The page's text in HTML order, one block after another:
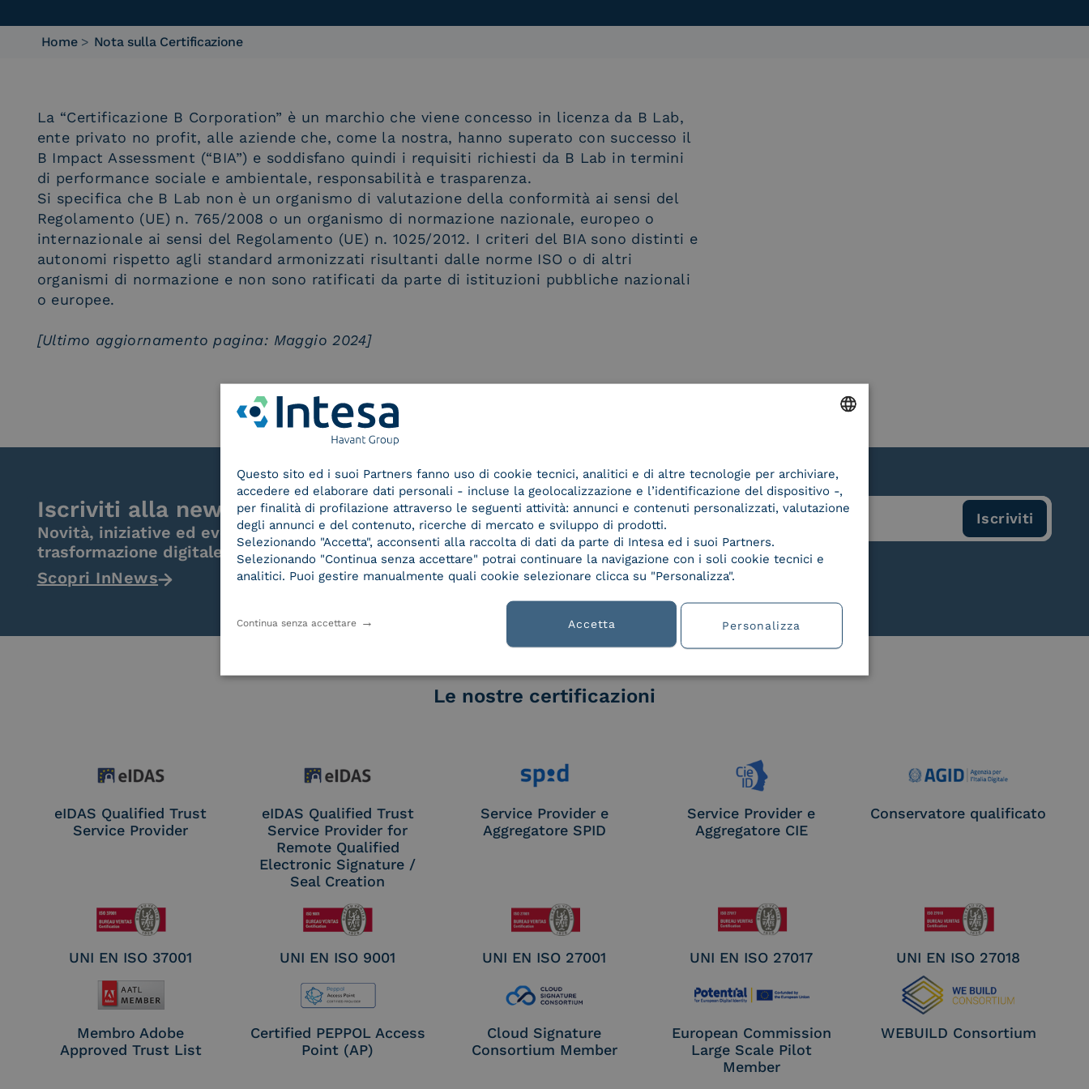
Home > Nota sulla Certificazione
La “Certificazione B Corporation” è un marchio che viene concesso in licenza da B Lab,
ente privato no profit, alle aziende che, come la nostra, hanno superato con successo il
B Impact Assessment (“BIA”) e soddisfano quindi i requisiti richiesti da B Lab in termini
di performance sociale e ambientale, responsabilità e trasparenza.
Si specifica che B Lab non è un organismo di valutazione della conformità ai sensi del
Regolamento (UE) n. 765/2008 o un organismo di normazione nazionale, europeo o
internazionale ai sensi del Regolamento (UE) n. 1025/2012. I criteri del BIA sono distinti e
autonomi rispetto agli standard armonizzati risultanti dalle norme ISO o di altri
organismi di normazione e non sono ratificati da parte di istituzioni pubbliche nazionali
o europee.
[Ultimo aggiornamento pagina: Maggio 2024]
Iscriviti alla newsletter
Novità, iniziative ed eventi dal mondo della
trasformazione digitale.
Scopri InNews
Le nostre certificazioni
eIDAS Qualified Trust
Service Provider
eIDAS Qualified Trust
Service Provider for
Remote Qualified
Electronic Signature /
Seal Creation
Service Provider e
Aggregatore SPID
Service Provider e
Aggregatore CIE
Conservatore qualificato
UNI EN ISO 37001 UNI EN ISO 9001 UNI EN ISO 27001 UNI EN ISO 27017 UNI EN ISO 27018
Membro Adobe
Approved Trust List
Certified PEPPOL Access
Point (AP)
Cloud Signature
Consortium Member
European Commission
Large Scale Pilot
Member
WEBUILD Consortium
ITALIAN
Questo sito ed i suoi Partners fanno uso di cookie tecnici, analitici e di altre tecnologie per archiviare,
accedere ed elaborare dati personali - incluse la geolocalizzazione e l’identificazione del dispositivo -,
per finalità di profilazione attraverso le seguenti attività: annunci e contenuti personalizzati, valutazione
degli annunci e del contenuto, ricerche di mercato e sviluppo di prodotti.
Selezionando "Accetta", acconsenti alla raccolta di dati da parte di Intesa ed i suoi Partners.
Selezionando "Continua senza accettare" potrai continuare la navigazione con i soli cookie tecnici e
analitici. Puoi gestire manualmente quali cookie selezionare clicca su "Personalizza".
Accetta
Continua senza accettare Personalizza